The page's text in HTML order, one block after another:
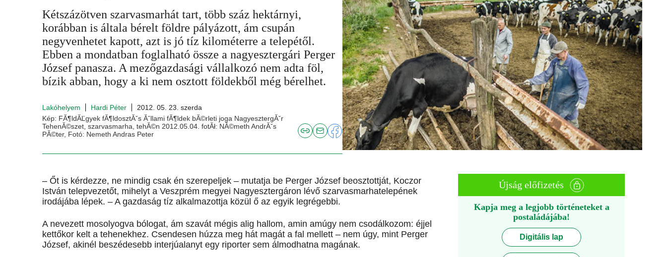
Kétszázötven szarvasmarhát tart, több száz hektárnyi,
korábban is általa bérelt földre pályázott, ám csupán
negyvenhetet kapott, azt is jó tíz kilométerre a telepétől.
Ebben a mondatban foglalható össze a nagyesztergári Perger
József panasza. A mezőgazdasági vállalkozó nem adta föl,
bízik abban, hogy a ki nem osztott földekből még bérelhet.
Lakóhelyem Hardi Péter
2012. 05. 23. szerda
Kép: FĂ¶ldĂĽgyek fĂ¶ldosztĂˇs Ăˇllami fĂ¶ldek bĂ©rleti joga NagyesztergĂˇr
TehenĂ©szet, szarvasmarha, tehĂ©n 2012.05.04. fotĂł: NĂ©meth AndrĂˇs
PĂ©ter, Fotó: Nemeth Andras Peter
– Őt is kérdezze, ne mindig csak én szerepeljek – mutatja be Perger József beosztottját, Koczor
István telepvezetőt, mihelyt a Veszprém megyei Nagyesztergáron lévő szarvasmarhatelepének
irodájába lépek. – A gazdaság tíz alkalmazottja közül ő az egyik legrégebbi.
A nevezett mosolyogva bólogat, ám szavát mégis alig hallom, amin amúgy nem csodálkozom: éjjel
kettőkor kelt a tehenekhez. Csendesen húzza meg hát magát a fal mellett – nem úgy, mint Perger
József, akinél beszédesebb interjúalanyt egy riporter sem álmodhatna magának.
Újság előfizetés
Kapja meg a legjobb történeteket a
postaládájába!
Digitális lap